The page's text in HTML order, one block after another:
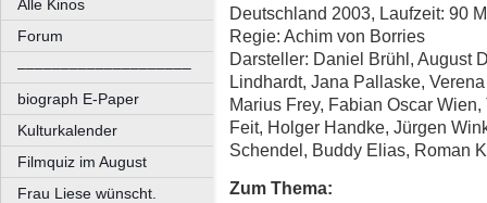
Alle Kinos
Forum
––––––––––––––––––––
biograph E-Paper
Kulturkalender
Filmquiz im August
Frau Liese wünscht.
Deutschland 2003, Laufzeit: 90
Regie: Achim von Borries
Darsteller: Daniel Brühl, August
Lindhardt, Jana Pallaske,
Marius Frey, Fabian Oscar
Feit, Holger Handke, Jürgen
Schendel, Buddy Elias, Roman
Zum Thema: